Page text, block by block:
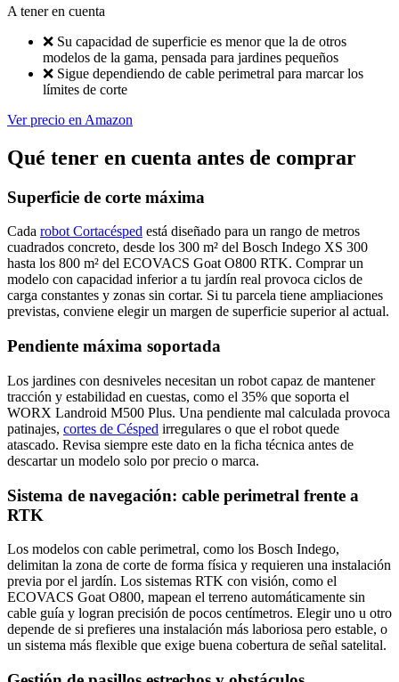
A tener en cuenta
❌ Su capacidad de superficie es menor que la de otros
modelos de la gama, pensada para jardines pequeños
❌ Sigue dependiendo de cable perimetral para marcar los
límites de corte
Ver precio en Amazon
Qué tener en cuenta antes de comprar
Superficie de corte máxima
Cada robot Cortacésped está diseñado para un rango de metros
cuadrados concreto, desde los 300 m² del Bosch Indego XS 300
hasta los 800 m² del ECOVACS Goat O800 RTK. Comprar un
modelo con capacidad inferior a tu jardín real provoca ciclos de
carga constantes y zonas sin cortar. Si tu parcela tiene ampliaciones
previstas, conviene elegir un margen de superficie superior al actual.
Pendiente máxima soportada
Los jardines con desniveles necesitan un robot capaz de mantener
tracción y estabilidad en cuestas, como el 35% que soporta el
WORX Landroid M500 Plus. Una pendiente mal calculada provoca
patinajes, cortes de Césped irregulares o que el robot quede
atascado. Revisa siempre este dato en la ficha técnica antes de
descartar un modelo solo por precio o marca.
Sistema de navegación: cable perimetral frente a
RTK
Los modelos con cable perimetral, como los Bosch Indego,
delimitan la zona de corte de forma física y requieren una instalación
previa por el jardín. Los sistemas RTK con visión, como el
ECOVACS Goat O800, mapean el terreno automáticamente sin
cable guía y logran precisión de pocos centímetros. Elegir uno u otro
depende de si prefieres una instalación más laboriosa pero estable, o
un sistema más flexible que exige buena cobertura de señal satelital.